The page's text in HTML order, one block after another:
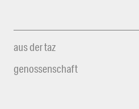
aus der taz
genossenschaft